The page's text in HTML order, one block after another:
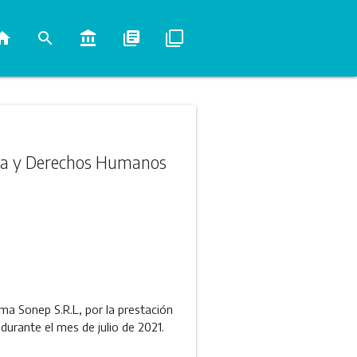
search account_balance library_books filter_none
y Derechos Humanos
Sonep S.R.L, por la prestación
el mes de julio de 2021.